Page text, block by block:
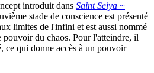
introduit dans Saint Seiya ~
stade de conscience est présenté
limites de l'infini et est aussi nommé
du chaos. Pour l'atteindre, il
ce qui donne accès à un pouvoir